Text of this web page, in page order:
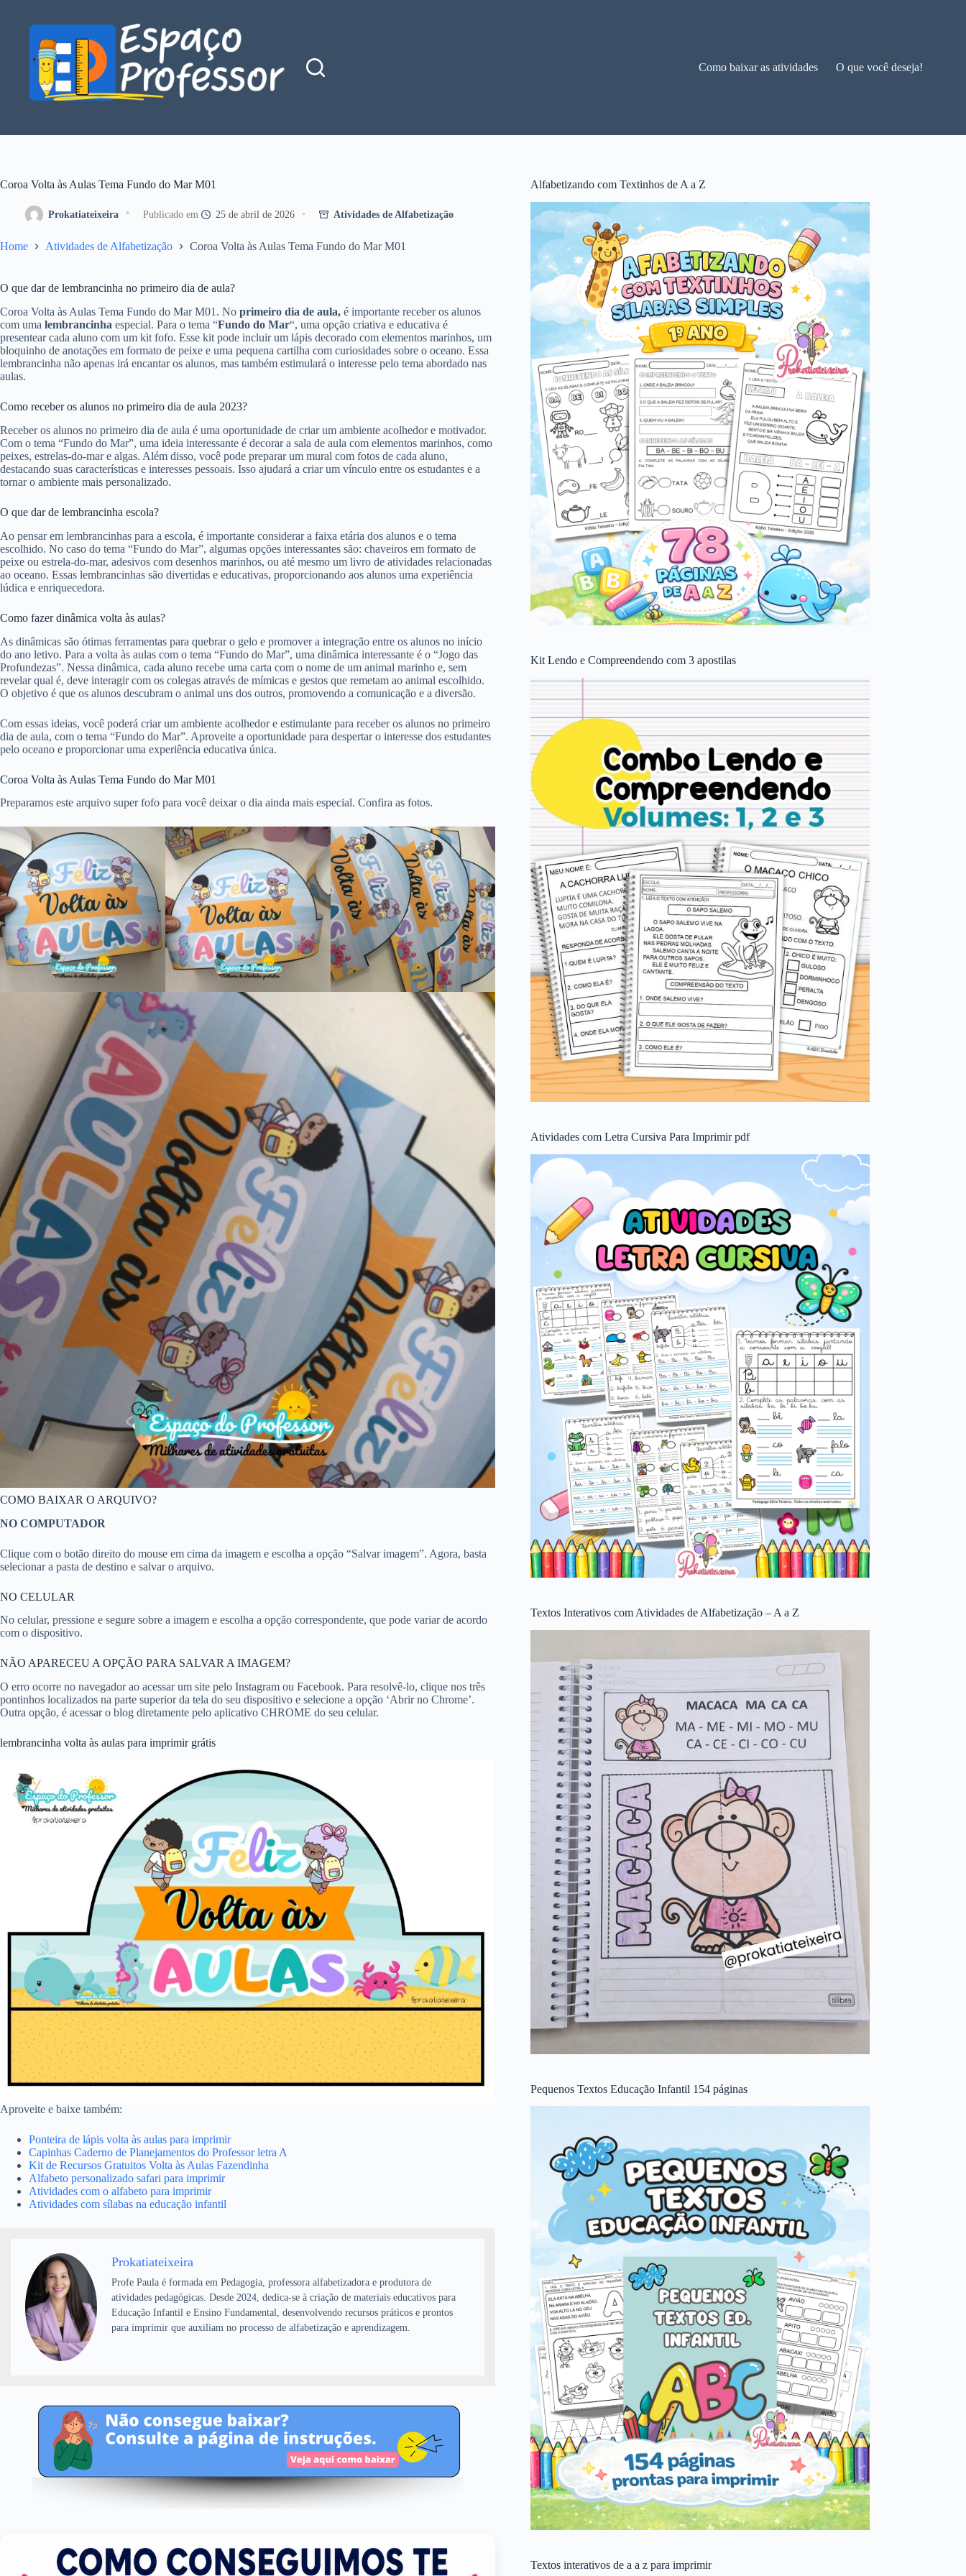
conteúdo
Como baixar as atividades O que você deseja!
Coroa Volta às Aulas Tema Fundo do Mar M01
Prokatiateixeira 25 de abril de 2026 Atividades de Alfabetização
Home Atividades de Alfabetização Coroa Volta às Aulas Tema Fundo do Mar M01
O que dar de lembrancinha no primeiro dia de aula?
Coroa Volta às Aulas Tema Fundo do Mar M01. No primeiro dia de aula, é importante receber os alunos
com uma lembrancinha especial. Para o tema “Fundo do Mar“, uma opção criativa e educativa é
presentear cada aluno com um kit fofo. Esse kit pode incluir um lápis decorado com elementos marinhos, um
bloquinho de anotações em formato de peixe e uma pequena cartilha com curiosidades sobre o oceano. Essa
lembrancinha não apenas irá encantar os alunos, mas também estimulará o interesse pelo tema abordado nas
aulas.
Como receber os alunos no primeiro dia de aula 2023?
Receber os alunos no primeiro dia de aula é uma oportunidade de criar um ambiente acolhedor e motivador.
Com o tema “Fundo do Mar”, uma ideia interessante é decorar a sala de aula com elementos marinhos, como
peixes, estrelas-do-mar e algas. Além disso, você pode preparar um mural com fotos de cada aluno,
destacando suas características e interesses pessoais. Isso ajudará a criar um vínculo entre os estudantes e a
tornar o ambiente mais personalizado.
O que dar de lembrancinha escola?
Ao pensar em lembrancinhas para a escola, é importante considerar a faixa etária dos alunos e o tema
escolhido. No caso do tema “Fundo do Mar”, algumas opções interessantes são: chaveiros em formato de
peixe ou estrela-do-mar, adesivos com desenhos marinhos, ou até mesmo um livro de atividades relacionadas
ao oceano. Essas lembrancinhas são divertidas e educativas, proporcionando aos alunos uma experiência
lúdica e enriquecedora.
Como fazer dinâmica volta às aulas?
As dinâmicas são ótimas ferramentas para quebrar o gelo e promover a integração entre os alunos no início
do ano letivo. Para a volta às aulas com o tema “Fundo do Mar”, uma dinâmica interessante é o “Jogo das
Profundezas”. Nessa dinâmica, cada aluno recebe uma carta com o nome de um animal marinho e, sem
revelar qual é, deve interagir com os colegas através de mímicas e gestos que remetam ao animal escolhido.
O objetivo é que os alunos descubram o animal uns dos outros, promovendo a comunicação e a diversão.
Com essas ideias, você poderá criar um ambiente acolhedor e estimulante para receber os alunos no primeiro
dia de aula, com o tema “Fundo do Mar”. Aproveite a oportunidade para despertar o interesse dos estudantes
pelo oceano e proporcionar uma experiência educativa única.
Coroa Volta às Aulas Tema Fundo do Mar M01
Preparamos este arquivo super fofo para você deixar o dia ainda mais especial. Confira as fotos.
COMO BAIXAR O ARQUIVO?
NO COMPUTADOR
Clique com o botão direito do mouse em cima da imagem e escolha a opção “Salvar imagem”. Agora, basta
selecionar a pasta de destino e salvar o arquivo.
NO CELULAR
No celular, pressione e segure sobre a imagem e escolha a opção correspondente, que pode variar de acordo
com o dispositivo.
NÃO APARECEU A OPÇÃO PARA SALVAR A IMAGEM?
O erro ocorre no navegador ao acessar um site pelo Instagram ou Facebook. Para resolvê-lo, clique nos três
pontinhos localizados na parte superior da tela do seu dispositivo e selecione a opção ‘Abrir no Chrome’.
Outra opção, é acessar o blog diretamente pelo aplicativo CHROME do seu celular.
lembrancinha volta às aulas para imprimir grátis
Aproveite e baixe também:
Ponteira de lápis volta às aulas para imprimir
Capinhas Caderno de Planejamentos do Professor letra A
Kit de Recursos Gratuitos Volta às Aulas Fazendinha
Alfabeto personalizado safari para imprimir
Atividades com o alfabeto para imprimir
Atividades com sílabas na educação infantil
Prokatiateixeira
Profe Paula é formada em Pedagogia, professora alfabetizadora e produtora de
atividades pedagógicas. Desde 2024, dedica-se à criação de materiais educativos para
Educação Infantil e Ensino Fundamental, desenvolvendo recursos práticos e prontos
para imprimir que auxiliam no processo de alfabetização e aprendizagem.
Alfabetizando com Textinhos de A a Z
Kit Lendo e Compreendendo com 3 apostilas
Atividades com Letra Cursiva Para Imprimir pdf
Textos Interativos com Atividades de Alfabetização – A a Z
Pequenos Textos Educação Infantil 154 páginas
Textos interativos de a a z para imprimir